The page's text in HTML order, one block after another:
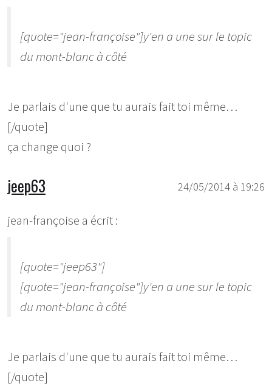
[quote="jean-françoise"]y'en a une sur le topic
du mont-blanc à côté
Je parlais d'une que tu aurais fait toi même…
[/quote]
ça change quoi ?
24/05/2014 à 19:26
jeep63
jean-françoise a écrit :
[quote="jeep63"]
[quote="jean-françoise"]y'en a une sur le topic
du mont-blanc à côté
Je parlais d'une que tu aurais fait toi même…
[/quote]